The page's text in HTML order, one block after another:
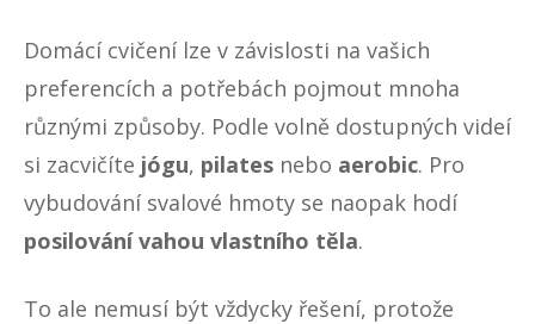
Domácí cvičení lze v závislosti na vašich
preferencích a potřebách pojmout mnoha
různými způsoby. Podle volně dostupných videí
si zacvičíte jógu, pilates nebo aerobic. Pro
vybudování svalové hmoty se naopak hodí
posilování vahou vlastního těla.
To ale nemusí být vždycky řešení, protože